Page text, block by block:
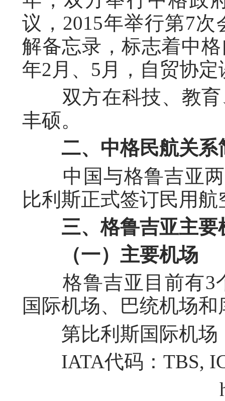
议，2015年举行第7
解备忘录，标志着中
年2月、5月，自贸协
双方在科技、教育
丰硕。
二、中格民航关系
中国与格鲁吉亚两
比利斯正式签订民用
三、格鲁吉亚主
（一）主要机场
格鲁吉亚目前有3
国际机场、巴统机场
第比利斯国际机场
IATA代码：TBS,
http://